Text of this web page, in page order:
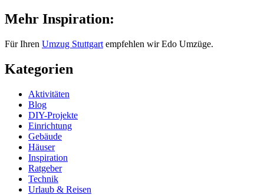
Mehr Inspiration:
Für Ihren Umzug Stuttgart empfehlen wir Edo Umzüge.
Kategorien
Aktivitäten
Blog
DIY-Projekte
Einrichtung
Gebäude
Häuser
Inspiration
Ratgeber
Technik
Urlaub & Reisen